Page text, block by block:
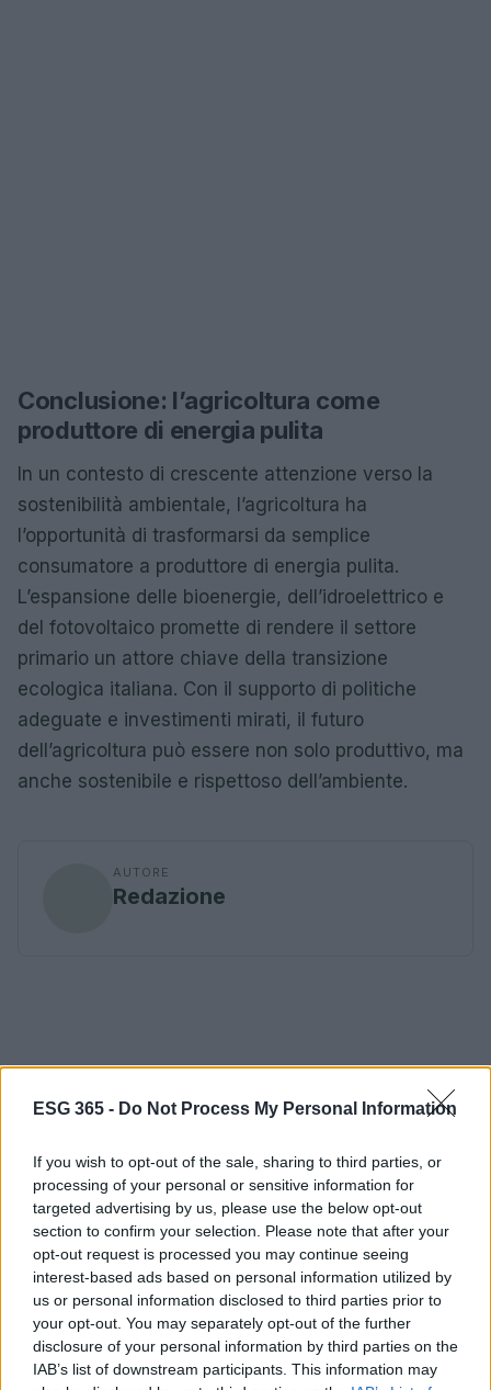
ESG 365 - Do Not Process My Personal Information
If you wish to opt-out of the sale, sharing to third parties, or
processing of your personal or sensitive information for
targeted advertising by us, please use the below opt-out
section to confirm your selection. Please note that after your
opt-out request is processed you may continue seeing
interest-based ads based on personal information utilized by
us or personal information disclosed to third parties prior to
your opt-out. You may separately opt-out of the further
disclosure of your personal information by third parties on the
IAB’s list of downstream participants. This information may
Conclusione: l’agricoltura come
produttore di energia pulita
In un contesto di crescente attenzione verso la
sostenibilità ambientale, l’agricoltura ha
l’opportunità di trasformarsi da semplice
consumatore a produttore di energia pulita.
L’espansione delle bioenergie, dell’idroelettrico e
del fotovoltaico promette di rendere il settore
primario un attore chiave della transizione
ecologica italiana. Con il supporto di politiche
adeguate e investimenti mirati, il futuro
dell’agricoltura può essere non solo produttivo, ma
anche sostenibile e rispettoso dell’ambiente.
AUTORE
Redazione